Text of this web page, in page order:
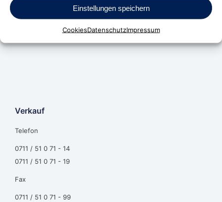
Einstellungen speichern
CookiesDatenschutzImpressum
DV Kunststoff-Vertriebs-GmbH & Co. KG
Verkauf
Telefon
0711 / 51 0 71 - 14
0711 / 51 0 71 - 19
Fax
0711 / 51 0 71 - 99